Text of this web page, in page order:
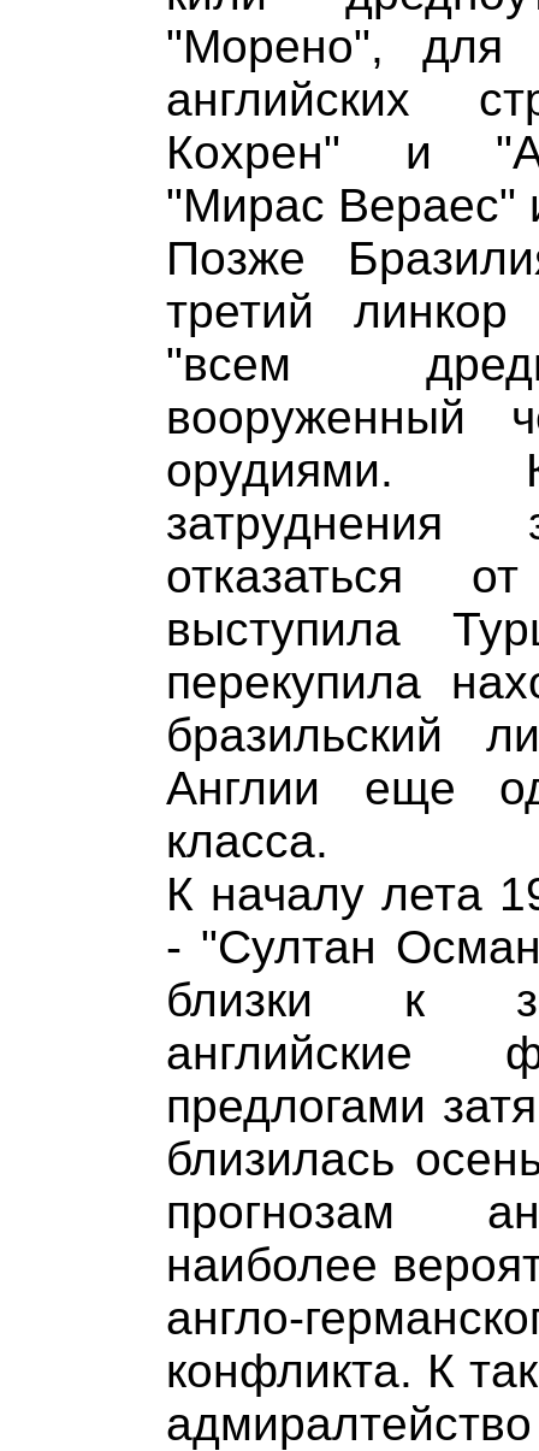
"Морено",
английских
Кохрен" и
"Мирас Вераес"
Позже
третий
"всем
вооруженный
орудиями.
затруднения
отказаться
выступила
перекупила
бразильский
Англии еще
класса.
К началу лета
- "Султан
близки к
предлогами
близилась
прогнозам
наиболее
англо-
конфликта. К